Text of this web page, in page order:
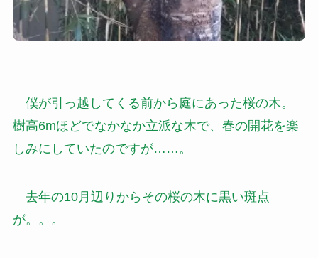
僕が引っ越してくる前から庭にあった桜の木。
樹高6mほどでなかなか立派な木で、春の開花を楽
しみにしていたのですが……。
去年の10月辺りからその桜の木に黒い斑点
が。。。